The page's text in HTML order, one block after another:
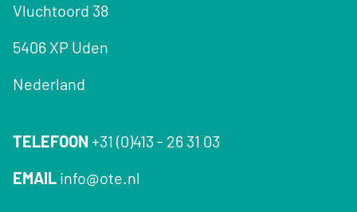
Vluchtoord 38
5406 XP Uden
Nederland
TELEFOON +31 (0)413 - 26 31 03
EMAIL info@ote.nl